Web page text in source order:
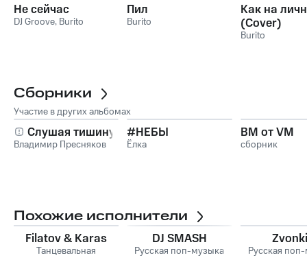
Не сейчас
DJ Groove, Burito
Пил
Burito
Как на
(Cover)
Burito
Сборники
Участие в других альбомах
Слушая тишину
Владимир Пресняков
#НЕБЫ
Ёлка
ВМ от VM
сборник
Похожие исполнители
Filatov & Karas
Танцевальная
DJ SMASH
Русская поп-музыка Русская